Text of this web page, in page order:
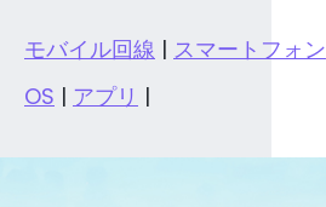
モバイル回線 | スマートフォン
OS | アプリ |